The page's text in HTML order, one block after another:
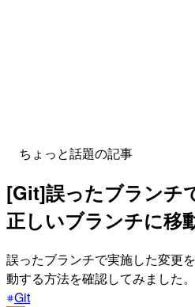
ちょっと話題の記事
[Git]誤ったブランチ
正しいブランチに移
誤ったブランチで実施した変更
動する方法を確認してみました。
Git